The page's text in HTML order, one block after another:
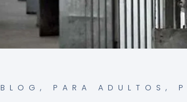
BLOG , PARA ADULTOS ,